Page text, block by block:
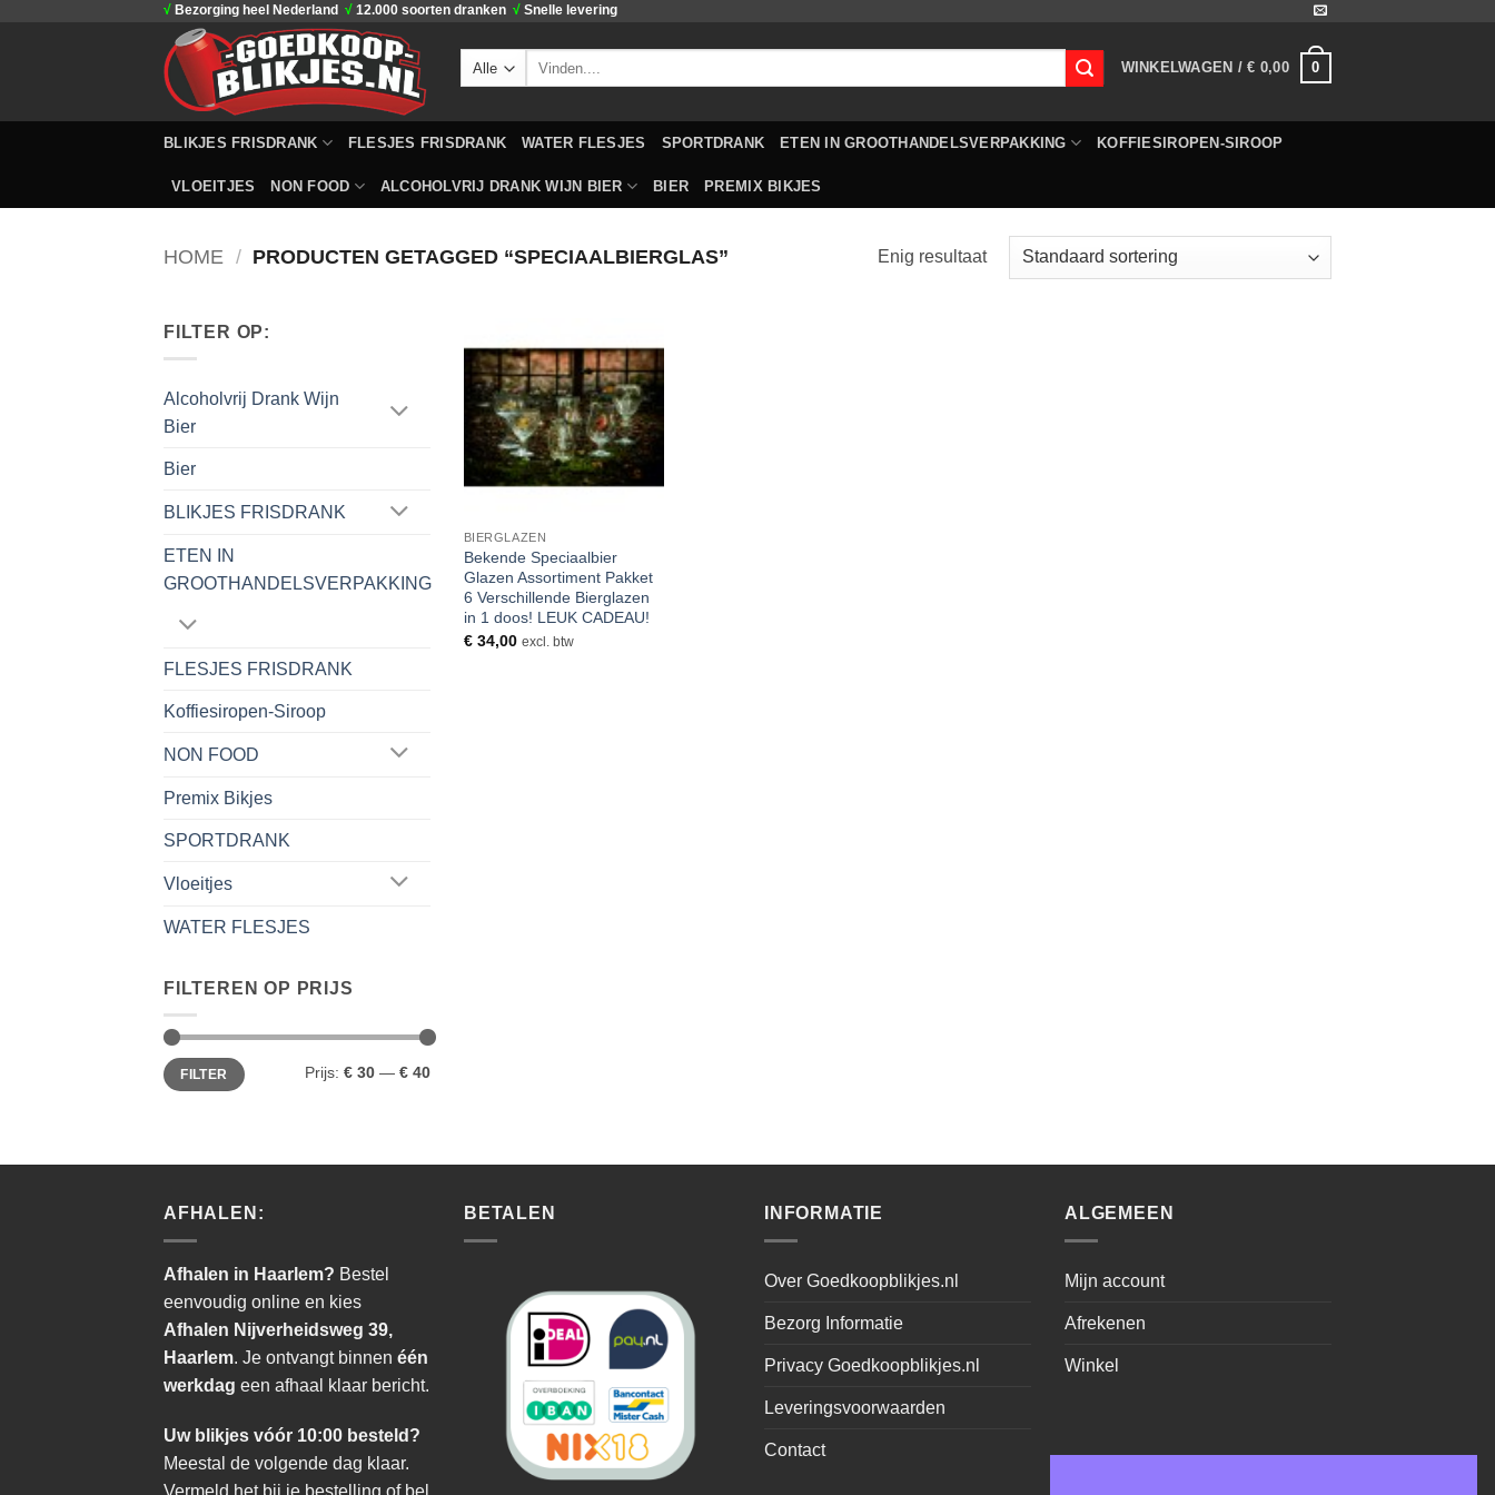
√ Bezorging heel Nederland √ 12.000 soorten dranken √ Snelle levering
WINKELWAGEN /€ 0,00 0
BLIKJES FRISDRANK FLESJES FRISDRANK WATER FLESJES SPORTDRANK ETEN IN GROOTHANDELSVERPAKKING KOFFIESIROPEN-SIROOP
VLOEITJES NON FOOD ALCOHOLVRIJ DRANK WIJN BIER BIER PREMIX BIKJES
HOME / PRODUCTEN GETAGGED “SPECIAALBIERGLAS” Enig resultaat
FILTER OP:
Alcoholvrij Drank Wijn
Bier
Bier
BLIKJES FRISDRANK
ETEN IN
GROOTHANDELSVERPAKKING
FLESJES FRISDRANK
Koffiesiropen-Siroop
NON FOOD
Premix Bikjes
SPORTDRANK
Vloeitjes
WATER FLESJES
FILTEREN OP PRIJS
Min.
prijs
Max.
prijsFILTER Prijs: € 30 — € 40
Toevoegen
aan
verlanglijst
BIERGLAZEN
Bekende Speciaalbier
Glazen Assortiment Pakket
6 Verschillende Bierglazen
in 1 doos! LEUK CADEAU!
€34,00 excl. btw
AFHALEN:
Afhalen in Haarlem? Bestel
eenvoudig online en kies
Afhalen Nijverheidsweg 39,
Haarlem. Je ontvangt binnen één
werkdag een afhaal klaar bericht.
Uw blikjes vóór 10:00 besteld?
Meestal de volgende dag klaar.
BETALEN INFORMATIE
Over Goedkoopblikjes.nl
Bezorg Informatie
Privacy Goedkoopblikjes.nl
Leveringsvoorwaarden
Contact
ALGEMEEN
Mijn account
Afrekenen
Winkel